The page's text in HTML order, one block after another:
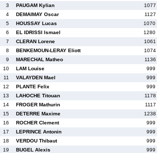
3
PAUGAM Kylian
1077
4
DEMAIMAY Oscar
1127
5
HOUSSAY Lucas
1070
6
EL IDRISSI Ismael
1280
7
CLERAN Lorene
1061
8
BENKEMOUN-LERAY Eliott
1074
9
MARECHAL Matheo
1136
10
LAM Louise
999
11
VALAYDEN Mael
999
12
PLANTE Felix
999
13
LAHOCHE Titouan
1178
14
FROGER Mathurin
1117
15
DETERRE Maxime
1238
16
ROCHER Clement
999
17
LEPRINCE Antonin
999
18
VERDOU Thibaut
999
19
BUGEL Alexis
999